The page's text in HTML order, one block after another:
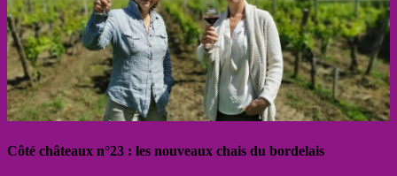
Côté châteaux n°23 : les nouveaux chais du bordelais